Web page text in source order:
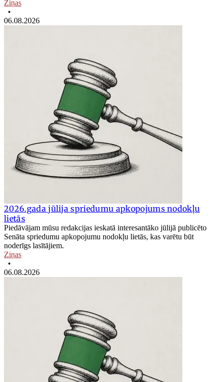
Ziņas
•
06.08.2026
2026.gada jūlija spriedumu apkopojums nodokļu
lietās
Piedāvājam mūsu redakcijas ieskatā interesantāko jūlijā publicēto
Senāta spriedumu apkopojumu nodokļu lietās, kas varētu būt
noderīgs lasītājiem.
Ziņas
•
06.08.2026